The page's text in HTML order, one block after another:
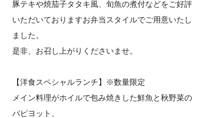
豚テキや焼茄子タタキ風、旬魚の煮付などをご好評
いただいておりますお弁当スタイルでご用意いたし
ました。
是非、お召し上がりくださいませ。
【洋食スペシャルランチ】※数量限定
メイン料理がホイルで包み焼きした鮮魚と秋野菜の
パピヨット、